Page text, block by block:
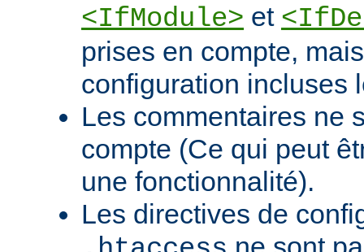
<IfModule> et
prises en compte,
configuration incluses
Les commentaires ne
compte (Ce qui peut
une fonctionnalité).
Les directives de